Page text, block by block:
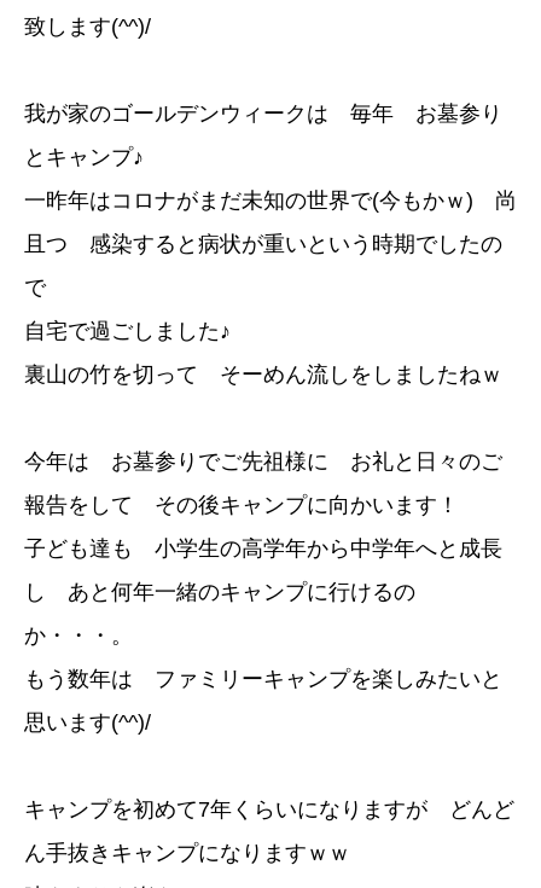
致します(^^)/
我が家のゴールデンウィークは 毎年 お墓参り
とキャンプ♪
一昨年はコロナがまだ未知の世界で(今もかｗ) 尚
且つ 感染すると病状が重いという時期でしたの
で
自宅で過ごしました♪
裏山の竹を切って そーめん流しをしましたねｗ
今年は お墓参りでご先祖様に お礼と日々のご
報告をして その後キャンプに向かいます！
子ども達も 小学生の高学年から中学年へと成長
し あと何年一緒のキャンプに行けるの
か・・・。
もう数年は ファミリーキャンプを楽しみたいと
思います(^^)/
キャンプを初めて7年くらいになりますが どんど
ん手抜きキャンプになりますｗｗ